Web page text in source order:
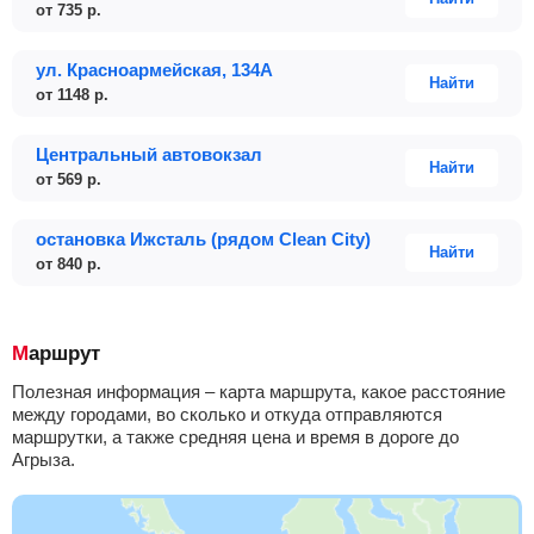
от 735 р.
Центральный автовокзал
от 569 р.
Найти
ул. Красноармейская, 134А
от 1148 р.
Найти
остановка Ижсталь (рядом Clean City)
от 840 р.
Найти
Маршрут
Полезная информация – карта маршрута, какое расстояние
между городами, во сколько и откуда отправляются
маршрутки, а также средняя цена и время в дороге до
Агрыза.